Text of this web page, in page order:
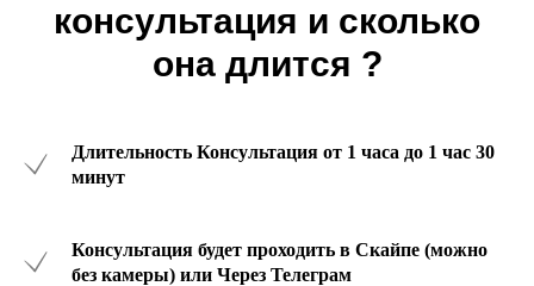
консультация и сколько
она длится ?
Длительность Консультация от 1 часа до 1 час 30
минут
Консультация будет проходить в Скайпе (можно
без камеры) или Через Телеграм